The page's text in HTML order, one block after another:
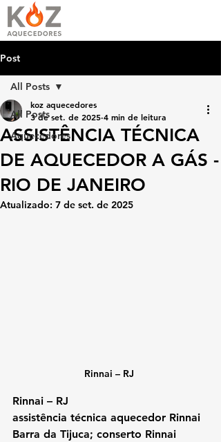
Post
All Posts
Aquecedores
All Posts
ASSISTÊNCIA TÉCNICA
DE AQUECEDOR A GÁS -
RIO DE JANEIRO
koz aquecedores
3 de set. de 2025 4 min de leitura
Atualizado: 7 de set. de 2025
Rinnai – RJ
Rinnai – RJ
assistência técnica aquecedor Rinnai
Barra da Tijuca; conserto Rinnai